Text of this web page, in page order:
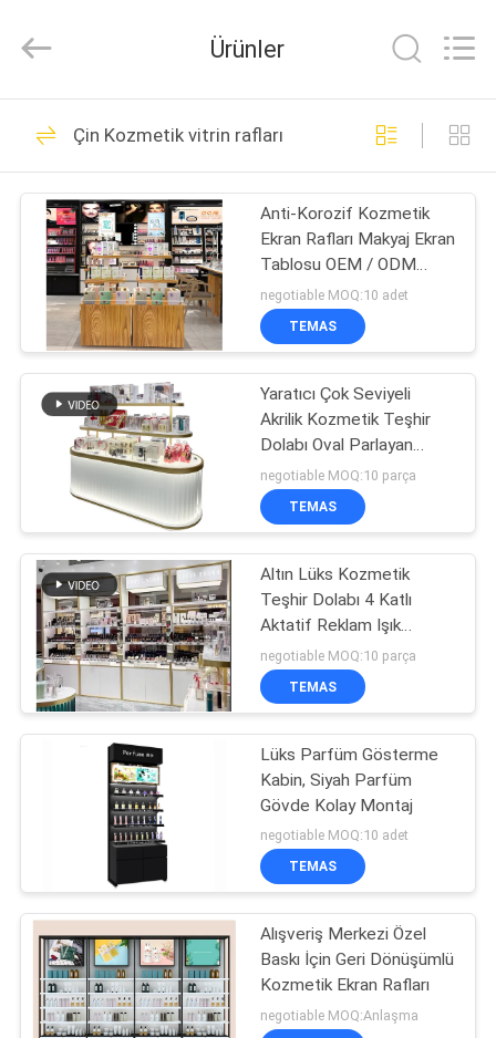
ÜRÜNLER
VIDEOLAR
HAKKIMIZDA
FABRIKA
TURU
KALITE
KONTROL
BIZE
ULAŞIN
BIR
HARITASI
PRIVACY
POLICY
Shelves
Co.,Ltd.
Reserved.
Mağaza Vitrinleri
41
süpermarket ekran
raflar
39
Depo Rafları
Mücevher Mağazası
vitrinleri
Ürünler
Çin Kozmetik vitrin rafları
Anti-Korozif Kozmetik
Ekran Rafları Makyaj Ekran
Tablosu OEM / ODM
Hoşgeldiniz
negotiable MOQ:10 adet
TEMAS
Yaratıcı Çok Seviyeli
Akrilik Kozmetik Teşhir
Dolabı Oval Parlayan
Mağaza Teşhir Rafı
negotiable MOQ:10 parça
TEMAS
Altın Lüks Kozmetik
Teşhir Dolabı 4 Katlı
Aktatif Reklam Işık
Kutusu Kozmetik Teşhir
Standı ile
negotiable MOQ:10 parça
TEMAS
Lüks Parfüm Gösterme
Kabin, Siyah Parfüm
Gövde Kolay Montaj
negotiable MOQ:10 adet
TEMAS
Alışveriş Merkezi Özel
Baskı İçin Geri Dönüşümlü
Kozmetik Ekran Rafları
negotiable MOQ:Anlaşma